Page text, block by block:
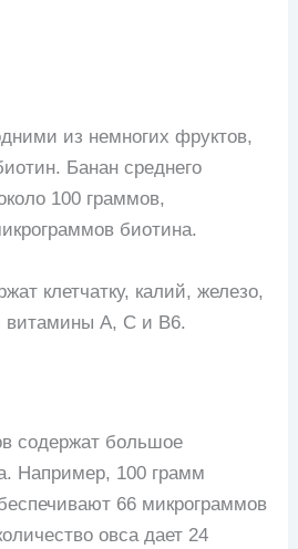
из немногих фруктов,
Банан среднего
100 граммов,
биотина.
клетчатку, калий, железо,
витамины А, С и В6.
содержат большое
Например, 100 грамм
66 микрограммов
овса дает 24